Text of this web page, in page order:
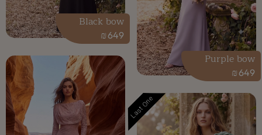
649
₪
Purple bow
649
₪
Black bow
Last One